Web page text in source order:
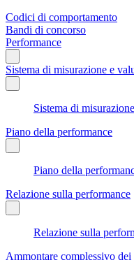
Codici di comportamento
Bandi di concorso
Performance
Sistema di misurazione e
Sistema di
Piano della performance
Piano della
Relazione sulla performance
Relazione sulla
Ammontare complessivo dei